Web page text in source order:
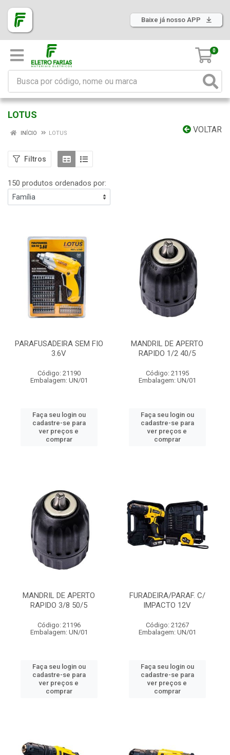
Baixe já nosso APP
0
LOTUS
VOLTAR
INÍCIO LOTUS
Filtros
150 produtos ordenados por:
PARAFUSADEIRA SEM FIO
3.6V
Código: 21190
Embalagem: UN/01
Faça seu login ou
cadastre-se para
ver preços e
comprar
MANDRIL DE APERTO
RAPIDO 1/2 40/5
Código: 21195
Embalagem: UN/01
Faça seu login ou
cadastre-se para
ver preços e
comprar
MANDRIL DE APERTO
RAPIDO 3/8 50/5
Código: 21196
Embalagem: UN/01
Faça seu login ou
cadastre-se para
ver preços e
comprar
FURADEIRA/PARAF. C/
IMPACTO 12V
Código: 21267
Embalagem: UN/01
Faça seu login ou
cadastre-se para
ver preços e
comprar